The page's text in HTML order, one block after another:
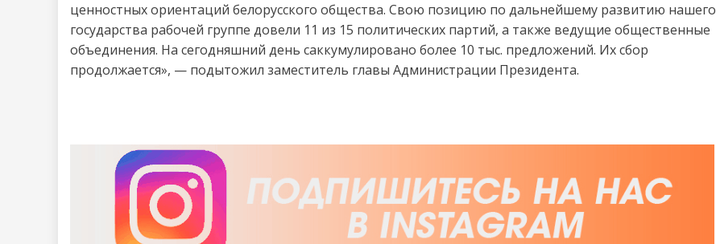
ценностных ориентаций белорусского общества. Свою позицию по дальнейшему развитию нашего
государства рабочей группе довели 11 из 15 политических партий, а также ведущие общественные
объединения. На сегодняшний день саккумулировано более 10 тыс. предложений. Их сбор
продолжается», — подытожил заместитель главы Администрации Президента.